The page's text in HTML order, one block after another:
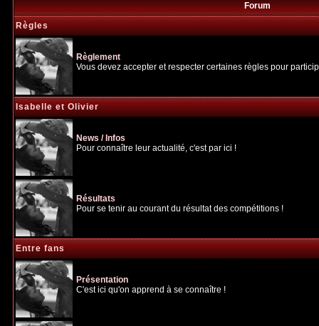
Forum
Règles
Règlement
Vous devez accepter et respecter certaines règles pour
Isabelle et Olivier
News / Infos
Pour connaître leur actualité, c'est par ici !
Résultats
Pour se tenir au courant du résultat des compétitions !
Entre fans
Présentation
C'est ici qu'on apprend à se connaître !